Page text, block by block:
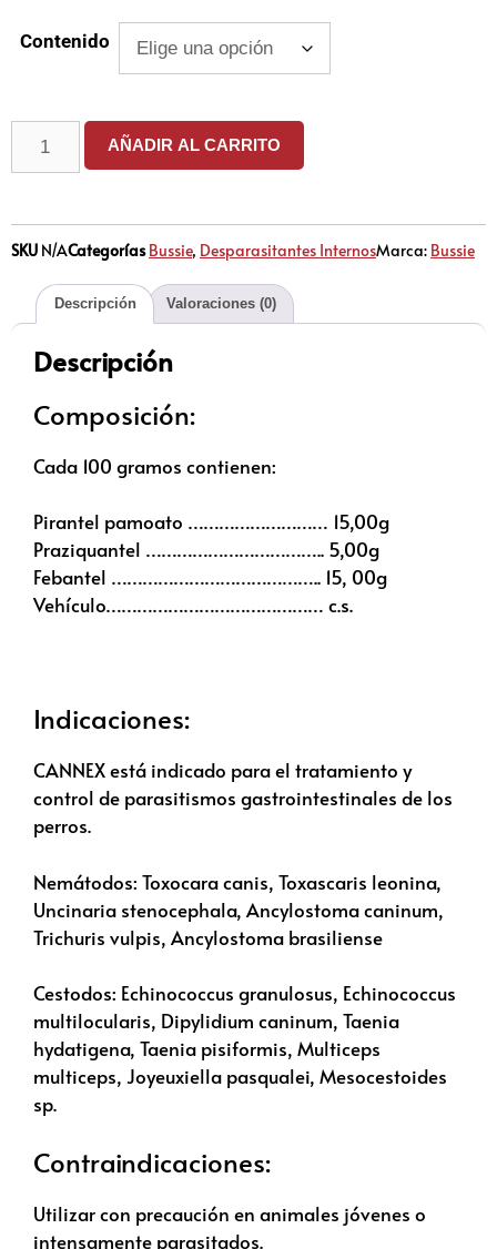
Contenido
AÑADIR AL CARRITO
SKU N/ACategorías Bussie, Desparasitantes InternosMarca: Bussie
Descripción Valoraciones (0)
Descripción
Composición:
Cada 100 gramos contienen:
Pirantel pamoato ……………………… 15,00g
Praziquantel …………………………….. 5,00g
Febantel ………………………………….. 15, 00g
Vehículo…………………………………… c.s.
Indicaciones:
CANNEX está indicado para el tratamiento y
control de parasitismos gastrointestinales de los
perros.
Nemátodos: Toxocara canis, Toxascaris leonina,
Uncinaria stenocephala, Ancylostoma caninum,
Trichuris vulpis, Ancylostoma brasiliense
Cestodos: Echinococcus granulosus, Echinococcus
multilocularis, Dipylidium caninum, Taenia
hydatigena, Taenia pisiformis, Multiceps
multiceps, Joyeuxiella pasqualei, Mesocestoides
sp.
Contraindicaciones:
Utilizar con precaución en animales jóvenes o
intensamente parasitados.